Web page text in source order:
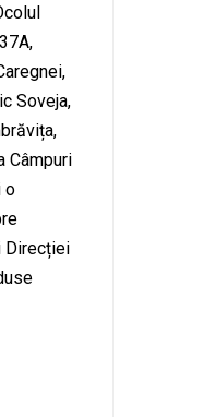
Soveja,
Câmpuri
o
Direcției